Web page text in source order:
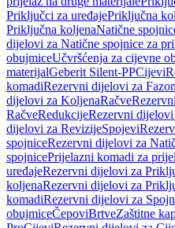
Priključci za uređajePriključna
Priključna koljenaNatične
dijelovi za Natične spojnice za
obujmiceUčvršćenja za cijevne
materijalGeberit Silent-PPCijevi
komadiRezervni dijelovi za
dijelovi za KoljenaRačve
RačveRedukcijeRezervni
dijelovi za RevizijeSpojevi
spojniceRezervni dijelovi za
spojnicePrijelazni komadi za
uređajeRezervni dijelovi za
koljenaRezervni dijelovi za
komadiRezervni dijelovi za
obujmiceČepoviBrtveZaštitne